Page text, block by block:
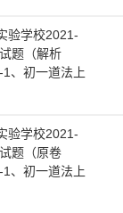
验学校2021-
题（解析
、初一道法上
验学校2021-
题（原卷
、初一道法上